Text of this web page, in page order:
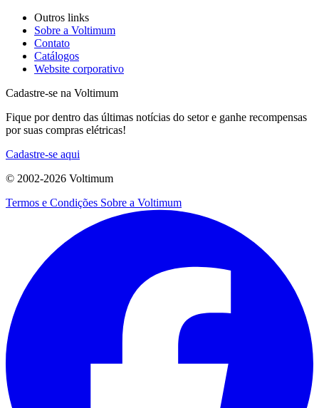
Outros links
Sobre a Voltimum
Contato
Catálogos
Website corporativo
Cadastre-se na Voltimum
Fique por dentro das últimas notícias do setor e ganhe recompensas
por suas compras elétricas!
Cadastre-se aqui
© 2002-2026 Voltimum
Termos e Condições Sobre a Voltimum